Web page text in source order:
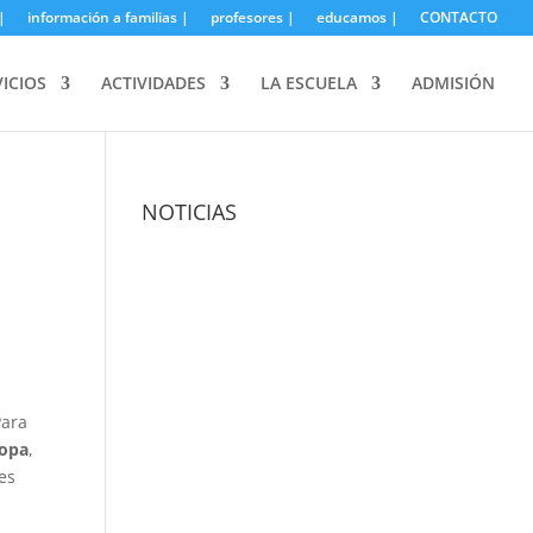
información a familias | profesores | educamos | CONTACTO
ACTIVIDADES LA ESCUELA ADMISIÓN
,
NOTICIAS